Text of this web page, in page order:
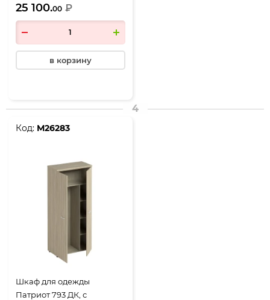
скандинавский
25 100.00 ₽
в корзину
4
Код: М26283
Шкаф для одежды
Патриот 793 ДК, с